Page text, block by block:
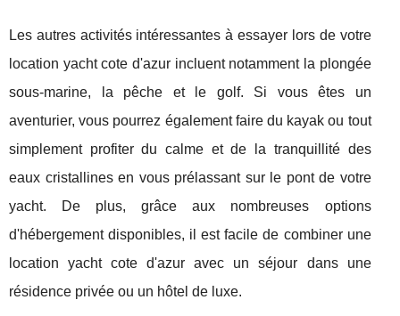
Les autres activités intéressantes à essayer lors de votre
location yacht cote d'azur incluent notamment la plongée
sous-marine, la pêche et le golf. Si vous êtes un
aventurier, vous pourrez également faire du kayak ou tout
simplement profiter du calme et de la tranquillité des
eaux cristallines en vous prélassant sur le pont de votre
yacht. De plus, grâce aux nombreuses options
d'hébergement disponibles, il est facile de combiner une
location yacht cote d'azur avec un séjour dans une
résidence privée ou un hôtel de luxe.